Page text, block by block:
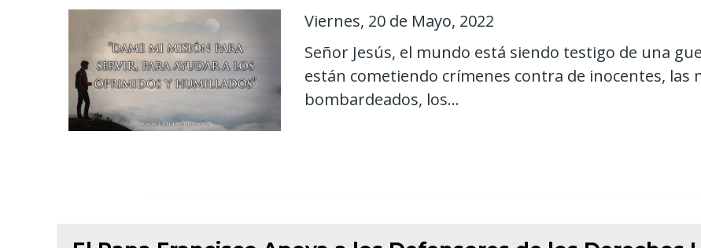
Viernes, 20 de Mayo, 2022
Señor Jesús, el mundo está siendo testigo de una
están cometiendo crímenes contra de inocentes, las
bombardeados, los...